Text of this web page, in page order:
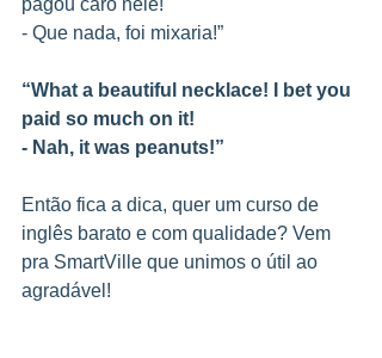
- Que nada, foi mixaria!”
“What a beautiful necklace! I bet you
paid so much on it!
- Nah, it was peanuts!”
Então fica a dica, quer um curso de
inglês barato e com qualidade? Vem
pra SmartVille que unimos o útil ao
agradável!